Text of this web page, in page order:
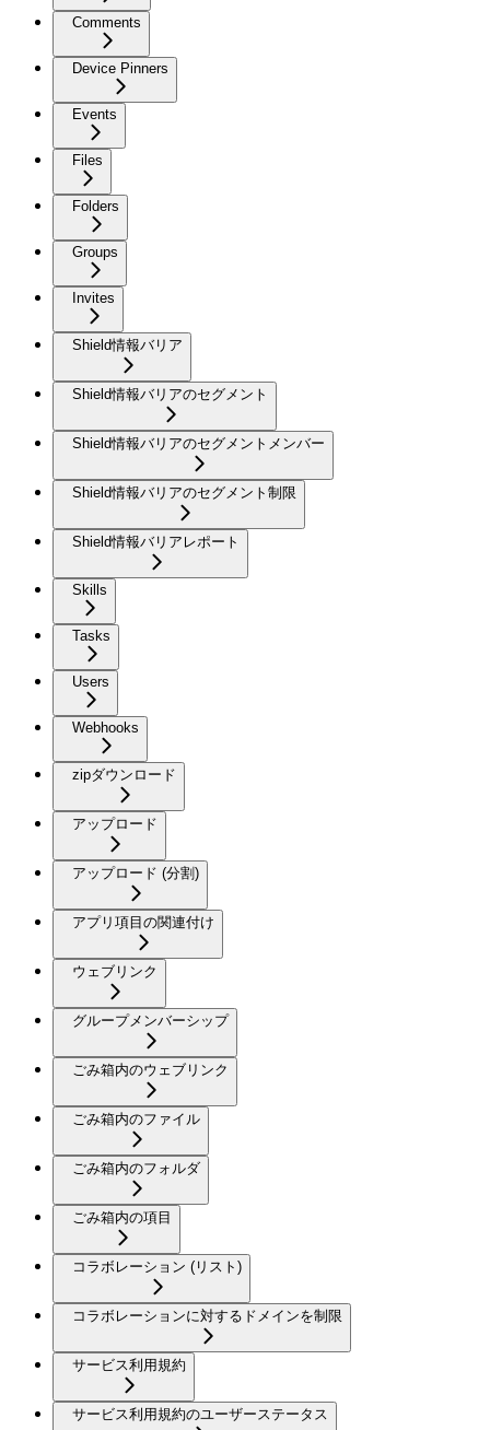
Comments
Device Pinners
Events
Files
Folders
Groups
Invites
Shield情報バリア
Shield情報バリアのセグメント
Shield情報バリアのセグメントメンバー
Shield情報バリアのセグメント制限
Shield情報バリアレポート
Skills
Tasks
Users
Webhooks
zipダウンロード
アップロード
アップロード (分割)
アプリ項目の関連付け
ウェブリンク
グループメンバーシップ
ごみ箱内のウェブリンク
ごみ箱内のファイル
ごみ箱内のフォルダ
ごみ箱内の項目
コラボレーション (リスト)
コラボレーションに対するドメインを制限
サービス利用規約
サービス利用規約のユーザーステータス